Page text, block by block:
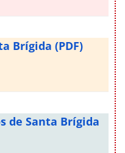
Brígida (PDF)
de Santa Brígida